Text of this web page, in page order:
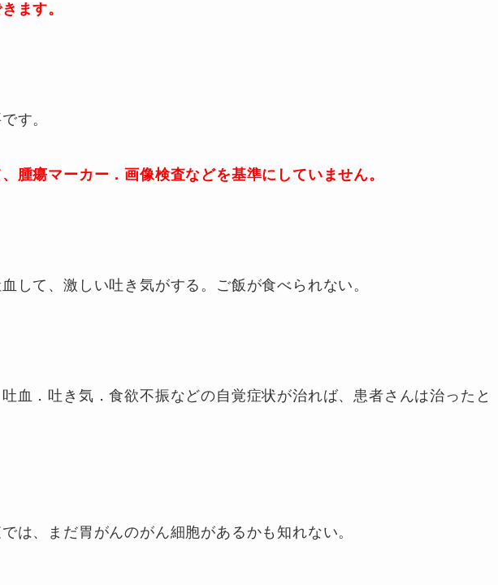
ます。
す。
腫瘍マーカー．画像検査などを基準にしていません。
して、激しい吐き気がする。ご飯が食べられない。
血．吐き気．食欲不振などの自覚症状が治れば、患者さんは治ったと
は、まだ胃がんのがん細胞があるかも知れない。